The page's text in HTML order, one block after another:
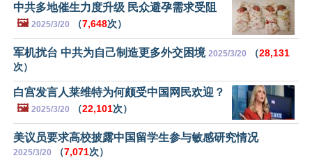
中共多地催生力度升级 民众避孕需求受阻
🖼️ 2025/3/20 （7,648次）
军机扰台 中共为自己制造更多外交困境 2025/3/20 （28,131
次）
白宫发言人莱维特为何颇受中国网民欢迎？
🖼️ 2025/3/20 （22,101次）
美议员要求高校披露中国留学生参与敏感研究情况
2025/3/20 （7,071次）